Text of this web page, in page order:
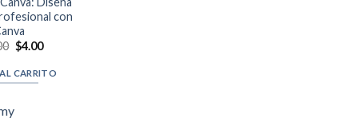
con
Original
was:
$30.00.
$4.00Current
is:
$4.00.
CARRITO